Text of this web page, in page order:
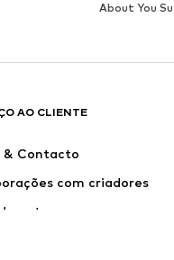
AO CLIENTE
& Contacto
com criadores
entrega
About You